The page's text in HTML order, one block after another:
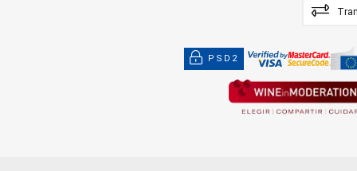
PSD2